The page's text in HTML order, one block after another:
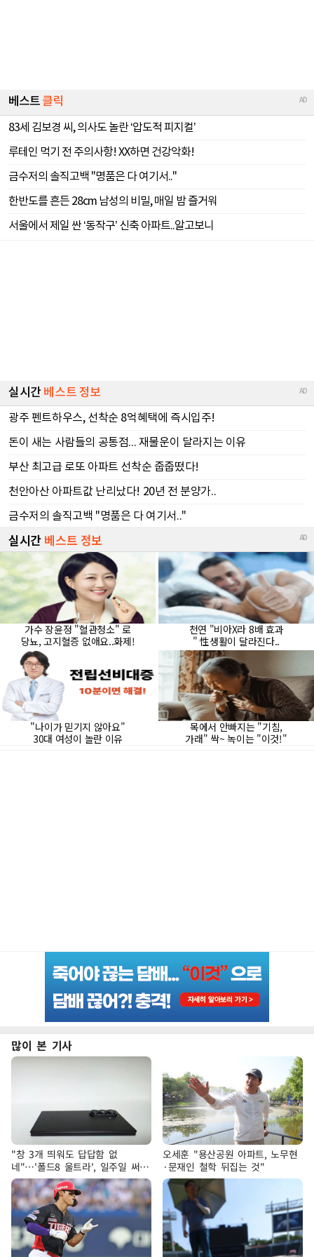
많이 본 기사
"창 3개 띄워도 답답함 없
네"…'폴드8 울트라', 일주일 써보
니
오세훈 "용산공원 아파트, 노무현
·문재인 철학 뒤집는 것"